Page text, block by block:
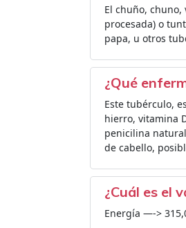
El chuño,
procesada) o
papa, u otros
¿Qué
Este tubérculo,
hierro, vitamina
penicilina
de cabello,
¿Cuál es el
Energía —->